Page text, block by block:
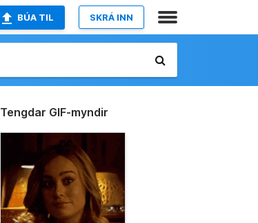
BÚA TIL SKRÁ INN
Tengdar GIF-myndir